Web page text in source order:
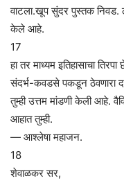
वाटला.खूप सुंदर पुस्तक
केले आहे.
17
हा तर माध्यम इतिहासाचा
संदर्भ-कवडसे पकडून ठेवणारा
तुम्ही उत्तम मांडणी केली आहे.
आहात तुम्ही.
— आश्लेषा महाजन.
18
शेवाळकर सर,